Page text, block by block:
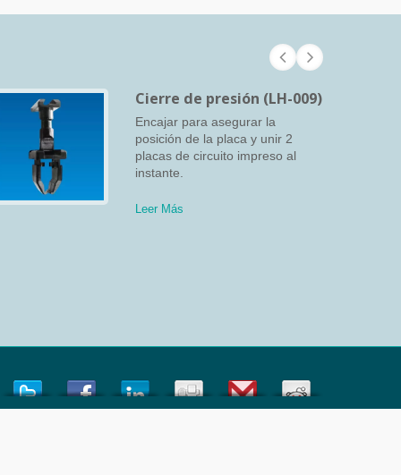
Cierre de presión (LH-009)
Encajar para asegurar la
posición de la placa y unir 2
placas de circuito impreso al
instante.
Leer Más